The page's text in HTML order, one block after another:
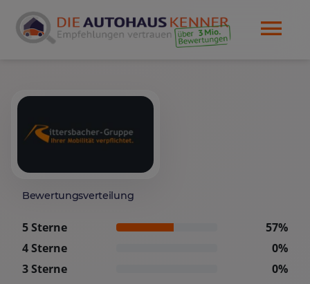
Bewertungsverteilung
5 Sterne
57%
4 Sterne
0%
3 Sterne
0%